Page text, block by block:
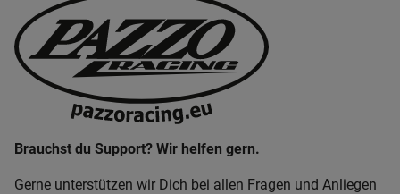
Brauchst du Support? Wir helfen gern.
Gerne unterstützen wir Dich bei allen Fragen und Anliegen